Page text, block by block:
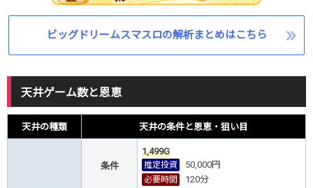
ビッグドリームスマスロの解析まとめはこちら
天井ゲーム数と恩恵
天井の種類 天井の条件と恩恵・狙い目
条件
1,499G
推定投資 50,000円
必要時間 120分